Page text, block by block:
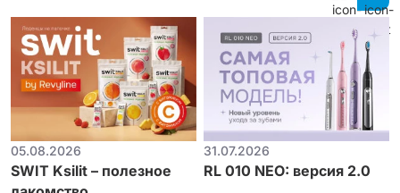
05.08.2026
SWIT Ksilit – полезное
31.07.2026
RL 010 NEO: версия 2.0